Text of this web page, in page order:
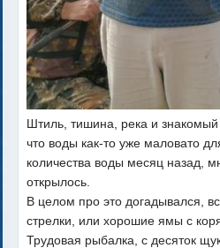
Штиль, тишина, река и знакомый
что воды как-то уже маловато
количества воды месяц назад,
открылось.
В целом про это догадывался,
стрелки, или хорошие ямы с
Трудовая рыбалка, с десяток